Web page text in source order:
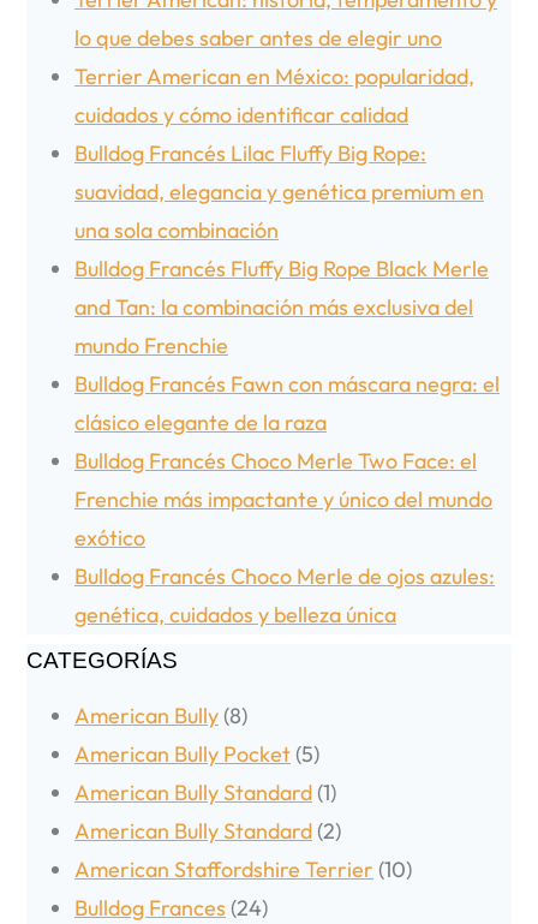
lo que debes saber antes de elegir uno
Terrier American en México: popularidad,
cuidados y cómo identificar calidad
Bulldog Francés Lilac Fluffy Big Rope:
suavidad, elegancia y genética premium en
una sola combinación
Bulldog Francés Fluffy Big Rope Black Merle
and Tan: la combinación más exclusiva del
mundo Frenchie
Bulldog Francés Fawn con máscara negra: el
clásico elegante de la raza
Bulldog Francés Choco Merle Two Face: el
Frenchie más impactante y único del mundo
exótico
Bulldog Francés Choco Merle de ojos azules:
genética, cuidados y belleza única
CATEGORÍAS
American Bully (8)
American Bully Pocket (5)
American Bully Standard (1)
American Bully Standard (2)
American Staffordshire Terrier (10)
Bulldog Frances (24)